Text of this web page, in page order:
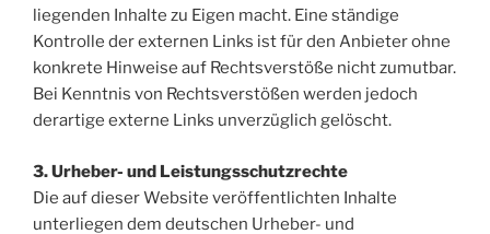
liegenden Inhalte zu Eigen macht. Eine ständige
Kontrolle der externen Links ist für den Anbieter ohne
konkrete Hinweise auf Rechtsverstöße nicht zumutbar.
Bei Kenntnis von Rechtsverstößen werden jedoch
derartige externe Links unverzüglich gelöscht.
3. Urheber- und Leistungsschutzrechte
Die auf dieser Website veröffentlichten Inhalte
unterliegen dem deutschen Urheber- und